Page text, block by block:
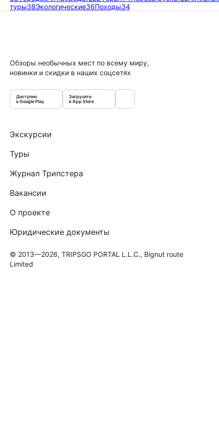
туры38Экологические36Походы34
Обзоры необычных мест по всему миру,
новинки и скидки в наших соцсетях
Доступно
в Google Play
Загрузите
в App Store
Экскурсии
Туры
Журнал Трипстера
Вакансии
О проекте
Юридические документы
© 2013—2026, TRIPSGO PORTAL L.L.C., Bignut route
Limited